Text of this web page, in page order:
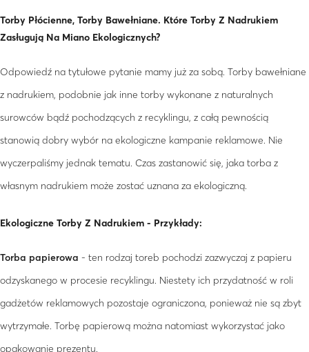
Torby Płócienne, Torby Bawełniane. Które Torby Z Nadrukiem
Zasługują Na Miano Ekologicznych?
Odpowiedź na tytułowe pytanie mamy już za sobą. Torby bawełniane
z nadrukiem, podobnie jak inne torby wykonane z naturalnych
surowców bądź pochodzących z recyklingu, z całą pewnością
stanowią dobry wybór na ekologiczne kampanie reklamowe. Nie
wyczerpaliśmy jednak tematu. Czas zastanowić się, jaka torba z
własnym nadrukiem może zostać uznana za ekologiczną.
Ekologiczne Torby Z Nadrukiem - Przykłady:
Torba papierowa - ten rodzaj toreb pochodzi zazwyczaj z papieru
odzyskanego w procesie recyklingu. Niestety ich przydatność w roli
gadżetów reklamowych pozostaje ograniczona, ponieważ nie są zbyt
wytrzymałe. Torbę papierową można natomiast wykorzystać jako
opakowanie prezentu.